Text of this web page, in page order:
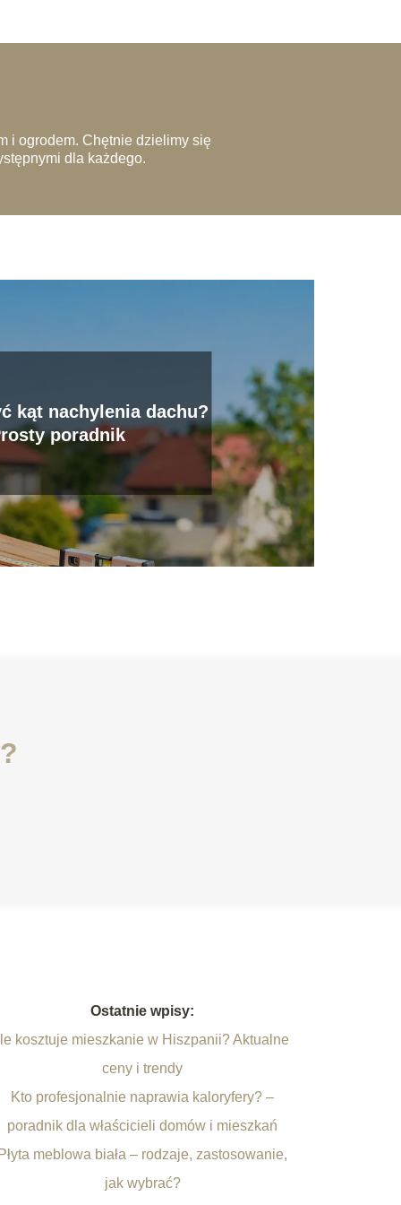
i ogrodem. Chętnie dzielimy się
dla każdego.
kąt nachylenia dachu?
poradnik
Ostatnie wpisy:
Ile kosztuje mieszkanie w Hiszpanii? Aktualne
ceny i trendy
Kto profesjonalnie naprawia kaloryfery? –
poradnik dla właścicieli domów i mieszkań
Płyta meblowa biała – rodzaje, zastosowanie,
jak wybrać?